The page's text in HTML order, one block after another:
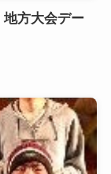
地方大会デー